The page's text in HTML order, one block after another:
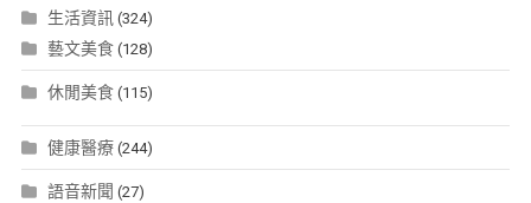
生活資訊 (324)
藝文美食(128)
休閒美食(115)
健康醫療(244)
語音新聞 (27)